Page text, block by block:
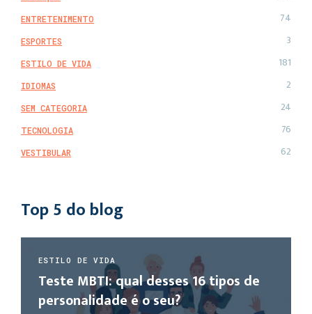
ENTRETENIMENTO 74
ESPORTES 3
ESTILO DE VIDA 181
IDIOMAS 2
SEM CATEGORIA 24
TECNOLOGIA 76
VESTIBULAR 62
Top 5 do blog
ESTILO DE VIDA
Teste MBTI: qual desses 16 tipos de
personalidade é o seu?